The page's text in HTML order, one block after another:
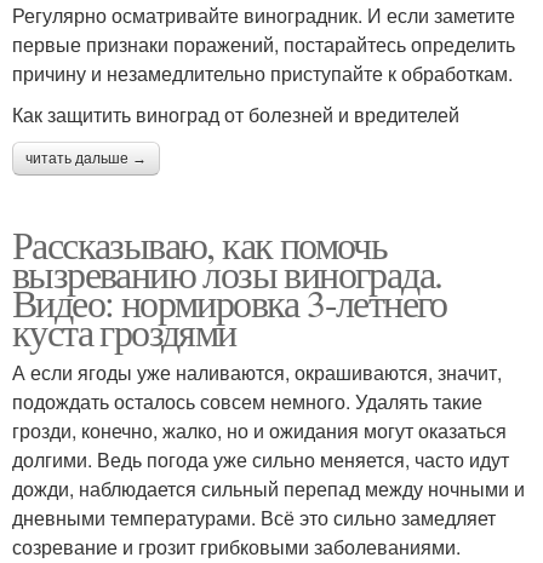
Регулярно осматривайте виноградник. И если заметите
первые признаки поражений, постарайтесь определить
причину и незамедлительно приступайте к обработкам.
Как защитить виноград от болезней и вредителей
читать дальше →
Рассказываю, как помочь
вызреванию лозы винограда.
Видео: нормировка 3-летнего
куста гроздями
А если ягоды уже наливаются, окрашиваются, значит,
подождать осталось совсем немного. Удалять такие
грозди, конечно, жалко, но и ожидания могут оказаться
долгими. Ведь погода уже сильно меняется, часто идут
дожди, наблюдается сильный перепад между ночными и
дневными температурами. Всё это сильно замедляет
созревание и грозит грибковыми заболеваниями.